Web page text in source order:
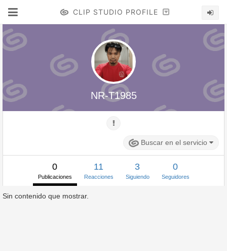
CLIP STUDIO PROFILE
NR-T1985
Buscar en el servicio
0
Publicaciones
11
Reacciones
3
Siguiendo
0
Seguidores
Sin contenido que mostrar.